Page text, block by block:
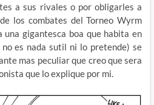
a sus rivales o por obligarles a
los combates del Torneo Wyrm
una gigantesca boa que habita en
es nada sutil ni lo pretende) se
mas peculiar que creo que sera
que lo explique por mi.